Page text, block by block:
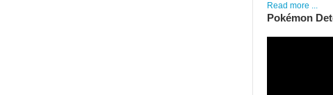
Read more ...
Pokémon